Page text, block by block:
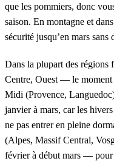
que les pommiers, donc
saison. En montagne et
sécurité jusqu’en mars sans
Dans la plupart des
Centre, Ouest — le moment
Midi (Provence,
janvier à mars, car les
ne pas entrer en pleine
(Alpes, Massif Central,
février à début mars — pour